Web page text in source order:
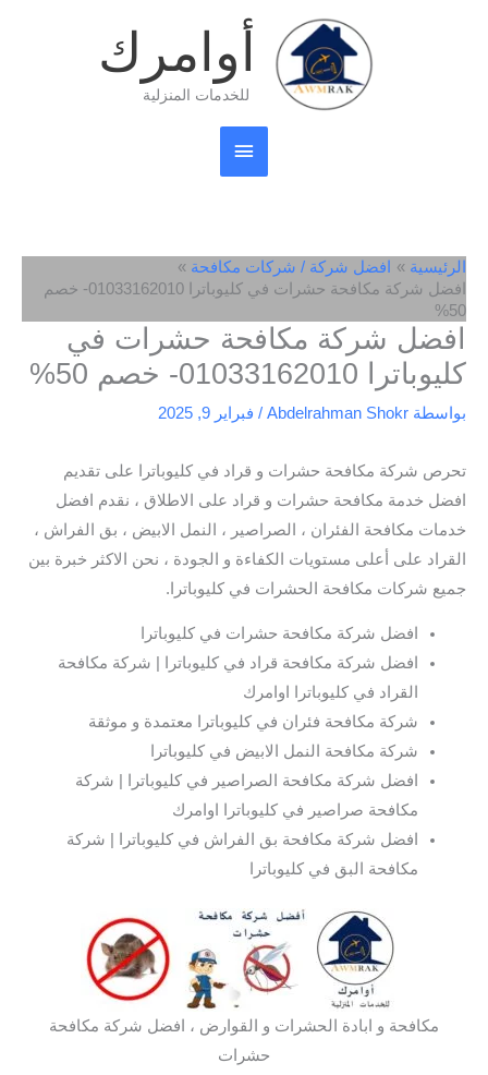
أوامرك
للخدمات المنزلية
القائمة
الرئيسية
الرئيسية
افضل شركة / شركات مكافحة
افضل شركة مكافحة حشرات في كليوباترا 01033162010- خصم
50%
افضل شركة مكافحة حشرات في
كليوباترا 01033162010- خصم 50%
بواسطة Abdelrahman Shokr
/ فبراير 9, 2025
تحرص شركة مكافحة حشرات و قراد في كليوباترا على تقديم
افضل خدمة مكافحة حشرات و قراد على الاطلاق ، نقدم افضل
خدمات مكافحة الفئران ، الصراصير ، النمل الابيض ، بق الفراش ،
القراد على أعلى مستويات الكفاءة و الجودة ، نحن الاكثر خبرة بين
جميع شركات مكافحة الحشرات في كليوباترا.
افضل شركة مكافحة حشرات في كليوباترا
افضل شركة مكافحة قراد في كليوباترا | شركة مكافحة
القراد في كليوباترا اوامرك
شركة مكافحة فئران في كليوباترا معتمدة و موثقة
شركة مكافحة النمل الابيض في كليوباترا
افضل شركة مكافحة الصراصير في كليوباترا | شركة
مكافحة صراصير في كليوباترا اوامرك
افضل شركة مكافحة بق الفراش في كليوباترا | شركة
مكافحة البق في كليوباترا
مكافحة و ابادة الحشرات و القوارض ، افضل شركة مكافحة
حشرات